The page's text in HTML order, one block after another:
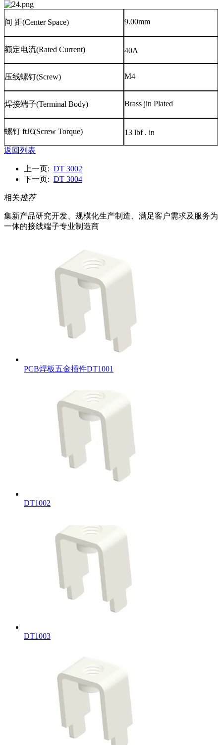
间 距(Center Space) 9.00mm
额定电流(Rated Current) 40A
压线螺钉(Screw) M4
焊接端子(Terminal Body) Brass jin Plated
螺钉 ftJ€(Screw Torque) 13 lbf . in
返回列表
上一页: DT 3002
下一页: DT 3004
相关推荐
集新产品研究开发、规模化生产制造、满足客户需求及服务为
一体的接线端子专业制造商
PCB焊板五金插件DT1001
DT1002
DT1003